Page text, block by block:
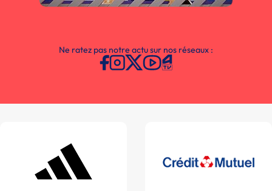
Ne ratez pas notre actu sur nos réseaux :